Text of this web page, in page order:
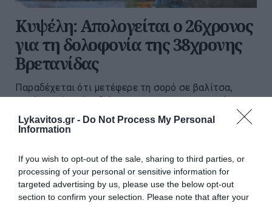
Lykavitos.gr - Do Not Process My Personal
Information
If you wish to opt-out of the sale, sharing to third parties, or
processing of your personal or sensitive information for
targeted advertising by us, please use the below opt-out
section to confirm your selection. Please note that after your
Κυψέλη: Απολογείται ο 26χρονος
για τη δολοφονία της 38χρονης
Βρετανίδας
Παραδέχεται ότι μετέφερε τη σορό σε βαλίτσα,
08:30 | 06 Αυγούστου 2026 Ελλάδα